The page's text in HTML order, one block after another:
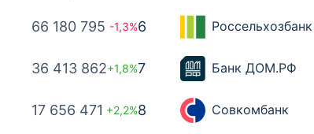
66 180 795 -1,3%
36 413 862+1,8%
17 656 471 +2,2%
6 Россельхозбанк
7 Банк ДОМ.РФ
8 Совкомбанк